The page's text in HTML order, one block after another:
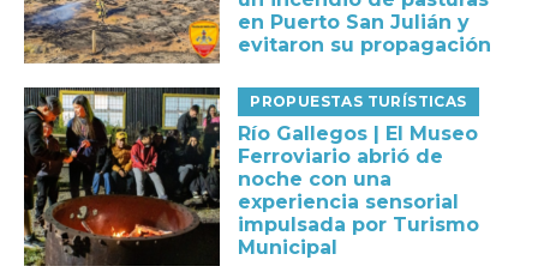
en Puerto San Julián y
evitaron su propagación
PROPUESTAS TURÍSTICAS
Río Gallegos | El Museo
Ferroviario abrió de
noche con una
experiencia sensorial
impulsada por Turismo
Municipal